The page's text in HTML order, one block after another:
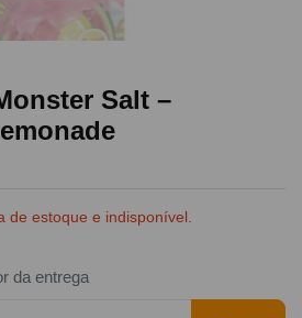
Salt –
de estoque e indisponível.
da entrega